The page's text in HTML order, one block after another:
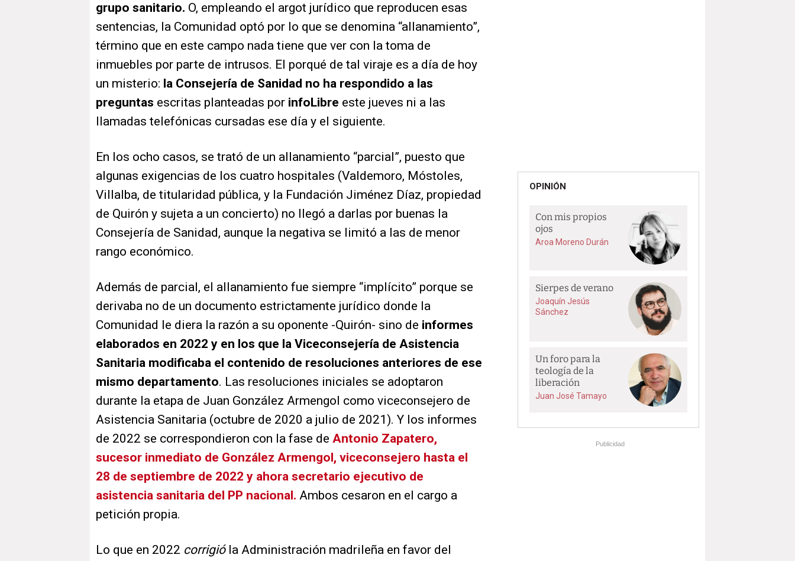
grupo sanitario. O, empleando el argot jurídico que reproducen esas
sentencias, la Comunidad optó por lo que se denomina “allanamiento”,
término que en este campo nada tiene que ver con la toma de
inmuebles por parte de intrusos. El porqué de tal viraje es a día de hoy
un misterio: la Consejería de Sanidad no ha respondido a las
preguntas escritas planteadas por infoLibre este jueves ni a las
llamadas telefónicas cursadas ese día y el siguiente.
En los ocho casos, se trató de un allanamiento “parcial”, puesto que
algunas exigencias de los cuatro hospitales (Valdemoro, Móstoles,
Villalba, de titularidad pública, y la Fundación Jiménez Díaz, propiedad
de Quirón y sujeta a un concierto) no llegó a darlas por buenas la
Consejería de Sanidad, aunque la negativa se limitó a las de menor
rango económico.
Además de parcial, el allanamiento fue siempre “implícito” porque se
derivaba no de un documento estrictamente jurídico donde la
Comunidad le diera la razón a su oponente -Quirón- sino de informes
elaborados en 2022 y en los que la Viceconsejería de Asistencia
Sanitaria modificaba el contenido de resoluciones anteriores de ese
mismo departamento. Las resoluciones iniciales se adoptaron
durante la etapa de Juan González Armengol como viceconsejero de
Asistencia Sanitaria (octubre de 2020 a julio de 2021). Y los informes
de 2022 se correspondieron con la fase de Antonio Zapatero,
sucesor inmediato de González Armengol, viceconsejero hasta el
28 de septiembre de 2022 y ahora secretario ejecutivo de
asistencia sanitaria del PP nacional. Ambos cesaron en el cargo a
petición propia.
Lo que en 2022 corrigió la Administración madrileña en favor del
OPINIÓN
Con mis propios
ojos
Aroa Moreno Durán
Sierpes de verano
Joaquín Jesús
Sánchez
Un foro para la
teología de la
liberación
Juan José Tamayo
Publicidad